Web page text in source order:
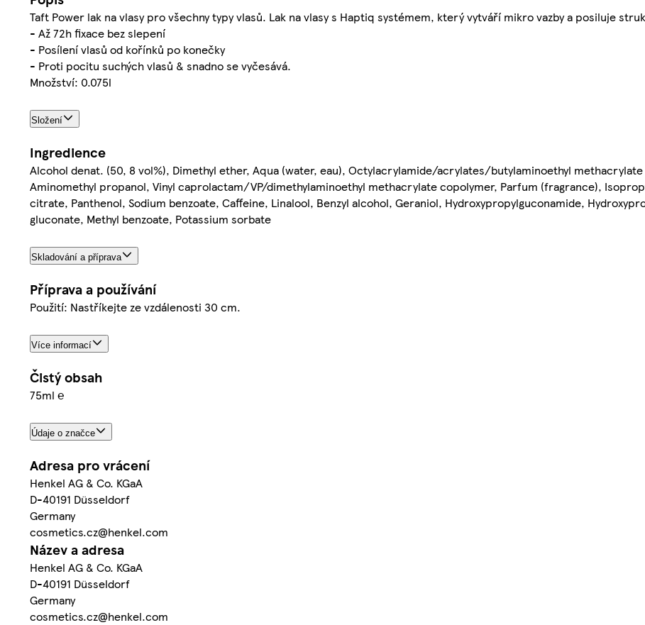
Taft Power lak na vlasy pro všechny typy vlasů. Lak na vlasy s Haptiq systémem, který vytváří mikro vazby a posiluje
- Až 72h fixace bez slepení
- Posílení vlasů od kořínků po konečky
- Proti pocitu suchých vlasů & snadno se vyčesává.
Množství: 0.075l
Složení
Ingredience
Alcohol denat. (50, 8 vol%), Dimethyl ether, Aqua (water, eau), Octylacrylamide/acrylates/butylaminoethyl
Aminomethyl propanol, Vinyl caprolactam/VP/dimethylaminoethyl methacrylate copolymer, Parfum (fragrance),
citrate, Panthenol, Sodium benzoate, Caffeine, Linalool, Benzyl alcohol, Geraniol, Hydroxypropylguconamide,
gluconate, Methyl benzoate, Potassium sorbate
Skladování a příprava
Příprava a používání
Použití: Nastříkejte ze vzdálenosti 30 cm.
Více informací
Čistý obsah
75ml ℮
Údaje o značce
Adresa pro vrácení
Henkel AG & Co. KGaA
D-40191 Düsseldorf
Germany
cosmetics.cz@henkel.com
Název a adresa
Henkel AG & Co. KGaA
D-40191 Düsseldorf
Germany
cosmetics.cz@henkel.com